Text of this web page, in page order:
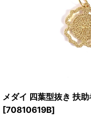
メダイ 四葉型抜き
[70810619B]